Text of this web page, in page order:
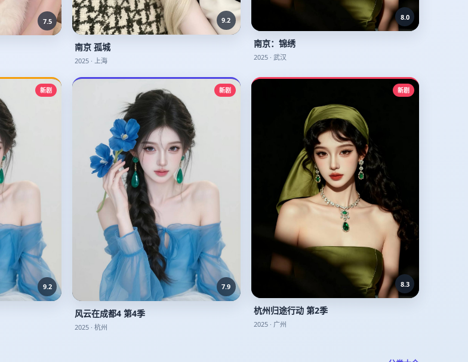
7.5 9.2
南京 孤城
2025 · 上海
8.0
南京：锦绣
2025· 武汉
新剧
9.2
新剧
7.9
风云在成都4 第4季
2025 · 杭州
新剧
8.3
杭州归途行动 第2季
2025· 广州